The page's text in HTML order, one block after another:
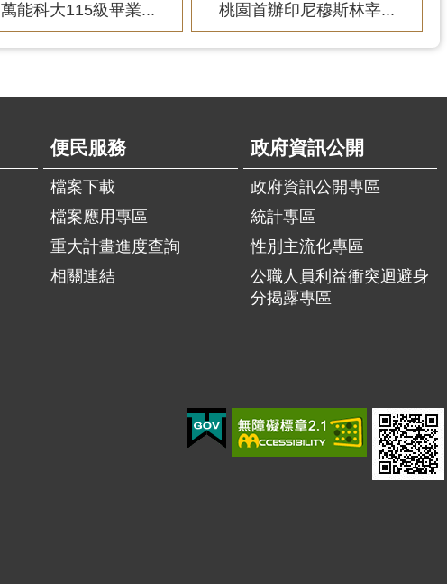
萬能科大115級畢業... 桃園首辦印尼穆斯林宰...
便民服務
檔案下載
檔案應用專區
重大計畫進度查詢
相關連結
政府資訊公開
政府資訊公開專區
統計專區
性別主流化專區
公職人員利益衝突迴避身
分揭露專區